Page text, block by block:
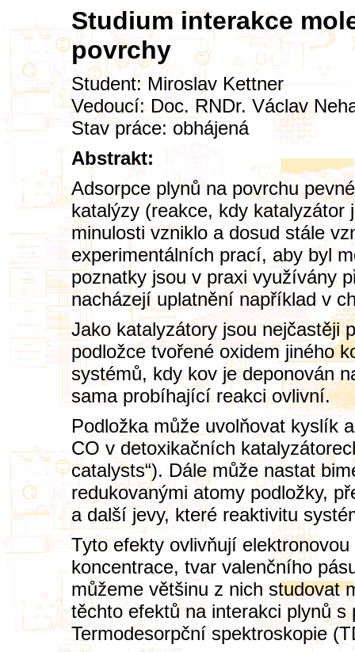
Studium interakce
povrchy
Student:Miroslav Kettner
Vedoucí:Doc. RNDr. Václav
Stav práce: obhájená
Abstrakt:
Adsorpce plynů na povrchu
katalýzy (reakce, kdy
minulosti vzniklo a dosud stále
experimentálních prací, aby byl
poznatky jsou v praxi využívány
nacházejí uplatnění například v
Jako katalyzátory jsou nejčastěji
podložce tvořené oxidem jiného
systémů, kdy kov je deponován
sama probíhající reakci ovlivní.
Podložka může uvolňovat kyslík
CO v detoxikačních
catalysts“). Dále může nastat
redukovanými atomy podložky,
a další jevy, které reaktivitu
Tyto efekty ovlivňují
koncentrace, tvar valenčního
můžeme většinu z nich studovat
těchto efektů na interakci plynů
Termodesorpční spektroskopie